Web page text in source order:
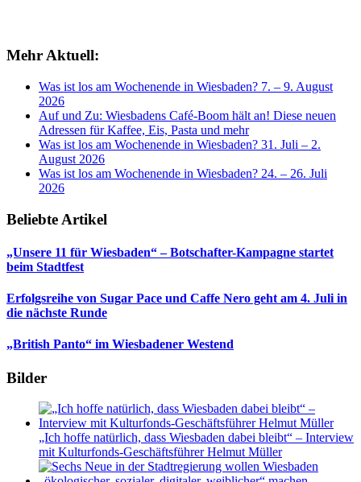
Mehr Aktuell:
Was ist los am Wochenende in Wiesbaden? 7. – 9. August
2026
Auf und Zu: Wiesbadens Café-Boom hält an! Diese neuen
Adressen für Kaffee, Eis, Pasta und mehr
Was ist los am Wochenende in Wiesbaden? 31. Juli – 2.
August 2026
Was ist los am Wochenende in Wiesbaden? 24. – 26. Juli
2026
Beliebte Artikel
„Unsere 11 für Wiesbaden“ – Botschafter-Kampagne startet
beim Stadtfest
Erfolgsreihe von Sugar Pace und Caffe Nero geht am 4. Juli in
die nächste Runde
„British Panto“ im Wiesbadener Westend
Bilder
„Ich hoffe natürlich, dass Wiesbaden dabei bleibt“ – Interview
mit Kulturfonds-Geschäftsführer Helmut Müller